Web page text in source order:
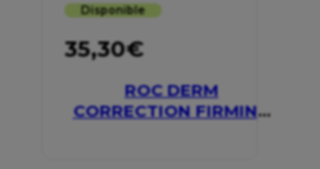
Disponible
35,30€
ROC DERM
CORRECTION FIRMING